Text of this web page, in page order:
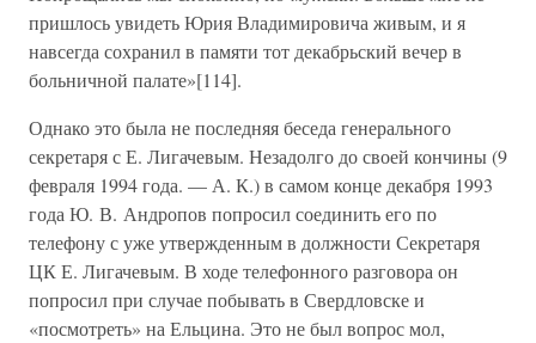
пришлось увидеть Юрия Владимировича живым, и я
навсегда сохранил в памяти тот декабрьский вечер в
больничной палате»[114].
Однако это была не последняя беседа генерального
секретаря с Е. Лигачевым. Незадолго до своей кончины (9
февраля 1994 года. — А. К.) в самом конце декабря 1993
года Ю. В. Андропов попросил соединить его по
телефону с уже утвержденным в должности Секретаря
ЦК Е. Лигачевым. В ходе телефонного разговора он
попросил при случае побывать в Свердловске и
«посмотреть» на Ельцина. Это не был вопрос мол,